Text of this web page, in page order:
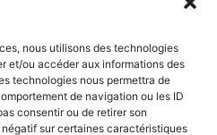
nous utilisons des technologies
et/ou accéder aux informations des
technologies nous permettra de
de navigation ou les ID
consentir ou de retirer son
sur certaines caractéristiques